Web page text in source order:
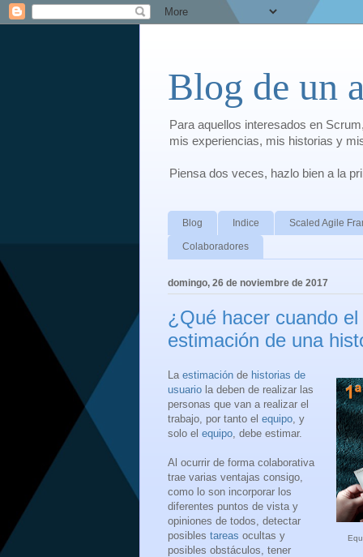
Blog de un
Para aquellos interesados en
mis experiencias, mis historias y
Piensa dos veces, hazlo bien a la
Blog Indice Scaled Agile
Colaboradores
domingo, 26 de noviembre de 2017
¿Qué hacer cuando
estimación de una
La estimación de historias de
usuario la deben de realizar las
personas que van a realizar el
trabajo, por tanto el equipo , y
solo el equipo , debe estimar.
Al ocurrir de forma colaborativa
trae varias ventajas consigo,
como lo son incorporar los
diferentes puntos de vista y
opiniones de todos, detectar
posibles tareas ocultas y
posibles obstáculos, tener